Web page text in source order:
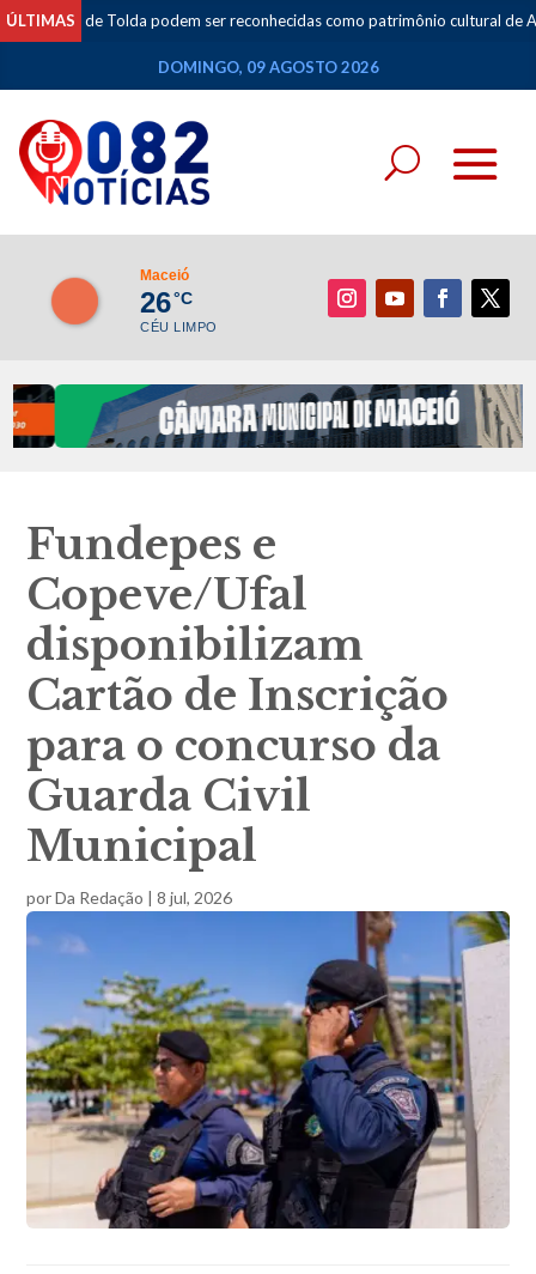
ÚLTIMAS
Tolda podem ser reconhecidas como patrimônio cultural de Alagoas •
DOMINGO, 09 AGOSTO 2026
Maceió
26°C
CÉU LIMPO
Fundepes e
Copeve/Ufal
disponibilizam
Cartão de Inscrição
para o concurso da
Guarda Civil
Municipal
porDa Redação |8 jul, 2026